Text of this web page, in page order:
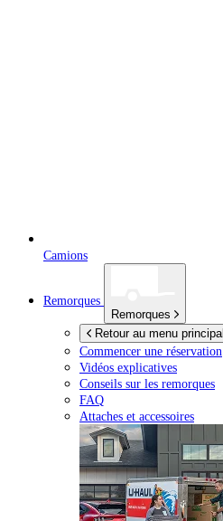
Camions
Remorques
Remorques
Retour au menu principal
Commencer une réservation
Vidéos explicatives
Conseils sur les remorques
FAQ
Attaches et accessoires